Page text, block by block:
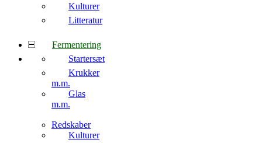
Kulturer
Litteratur
Fermentering
Startersæt
Krukker
m.m.
Glas
m.m.
Redskaber
Kulturer